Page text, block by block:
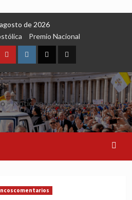
de 2026
Premio Nacional
YoutubeInstagram
X TikTok